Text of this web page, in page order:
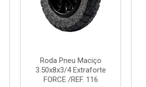
Roda Pneu Maciço
3.50x8x3/4 Extraforte
FORCE /REF. 116